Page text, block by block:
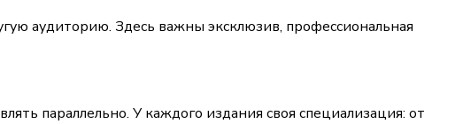
аудиторию. Здесь важны эксклюзив, профессиональная
параллельно. У каждого издания своя специализация: от